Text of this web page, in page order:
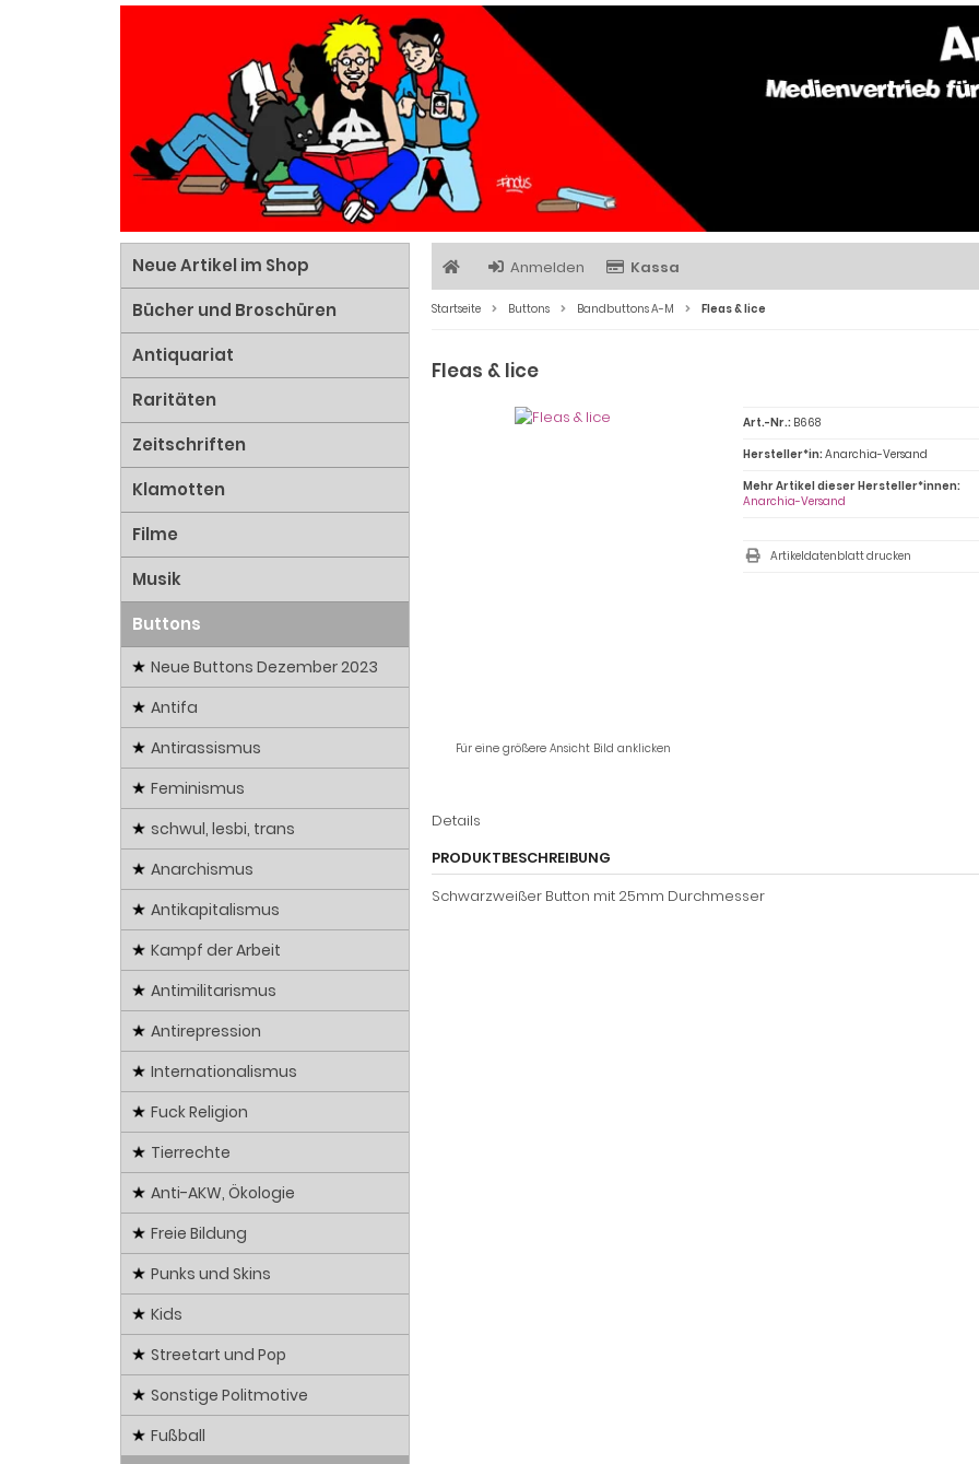
Anmelden Kassa
Startseite Buttons Bandbuttons A-M Fleas & lice
Fleas & lice
Für eine größere Ansicht Bild anklicken
Art.-Nr.: B668
Hersteller*in:Anarchia-Versand
Mehr Artikel dieser Hersteller*innen:
Anarchia-Versand
Artikeldatenblatt drucken
Details
PRODUKTBESCHREIBUNG
Schwarzweißer Button mit 25mm Durchmesser
Neue Artikel im Shop
Bücher und Broschüren
Antiquariat
Raritäten
Zeitschriften
Klamotten
Filme
Musik
Buttons
Neue Buttons Dezember 2023
Antifa
Antirassismus
Feminismus
schwul, lesbi, trans
Anarchismus
Antikapitalismus
Kampf der Arbeit
Antimilitarismus
Antirepression
Internationalismus
Fuck Religion
Tierrechte
Anti-AKW, Ökologie
Freie Bildung
Punks und Skins
Kids
Streetart und Pop
Sonstige Politmotive
Fußball